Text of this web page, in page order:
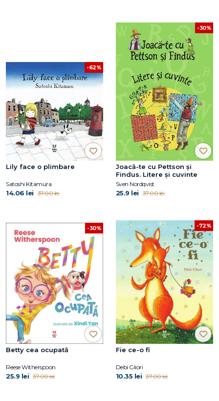
-62%
Lily face o plimbare
Satoshi Kitamura
14.06 lei 37.00 lei
-30%
Joacă-te cu Pettson și
Findus. Litere și cuvinte
Sven Nordqvist
25.9 lei 37.00 lei
-30%
Betty cea ocupată
Reese Witherspoon
25.9 lei 37.00 lei
-72%
Fie ce-o fi
Debi Gliori
10.35 lei 37.00 lei